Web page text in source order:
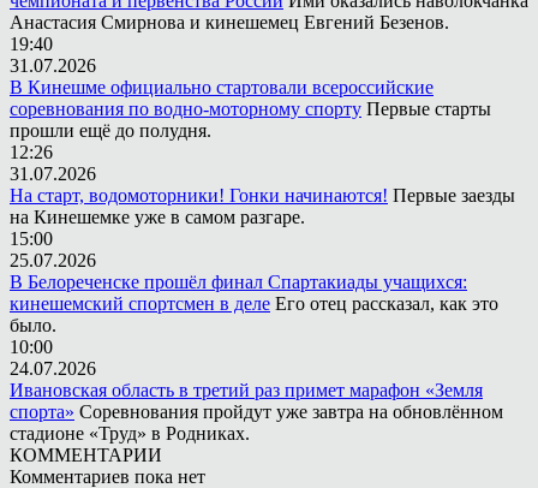
Анастасия Смирнова и кинешемец Евгений Безенов.
19:40
31.07.2026
В Кинешме официально стартовали всероссийские
соревнования по водно-моторному спорту Первые старты
прошли ещё до полудня.
12:26
31.07.2026
На старт, водомоторники! Гонки начинаются! Первые заезды
на Кинешемке уже в самом разгаре.
15:00
25.07.2026
В Белореченске прошёл финал Спартакиады учащихся:
кинешемский спортсмен в деле Его отец рассказал, как это
было.
10:00
24.07.2026
Ивановская область в третий раз примет марафон «Земля
спорта» Соревнования пройдут уже завтра на обновлённом
стадионе «Труд» в Родниках.
КОММЕНТАРИИ
Комментариев пока нет